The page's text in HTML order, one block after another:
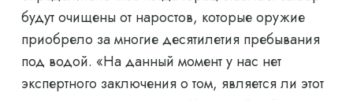
будут очищены от наростов, которые оружие
приобрело за многие десятилетия пребывания
под водой. «На данный момент у нас нет
экспертного заключения о том, является ли этот